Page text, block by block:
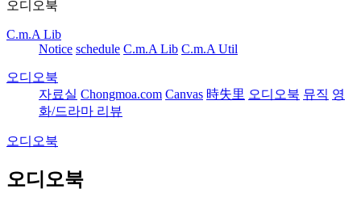
오디오북
C.m.A Lib
Notice schedule C.m.A Lib C.m.A Util
오디오북
자료실 Chongmoa.com Canvas 時失里 오디오북 뮤직 영
화/드라마 리뷰
오디오북
오디오북